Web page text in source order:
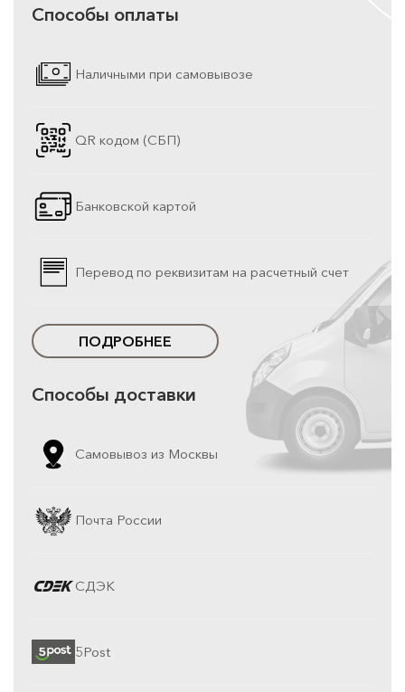
Способы оплаты
Наличными при самовывозе
QR кодом (СБП)
Банковской картой
Перевод по реквизитам на расчетный счет
ПОДРОБНЕЕ
Способы доставки
Самовывоз из Москвы
Почта России
СДЭК
5Post